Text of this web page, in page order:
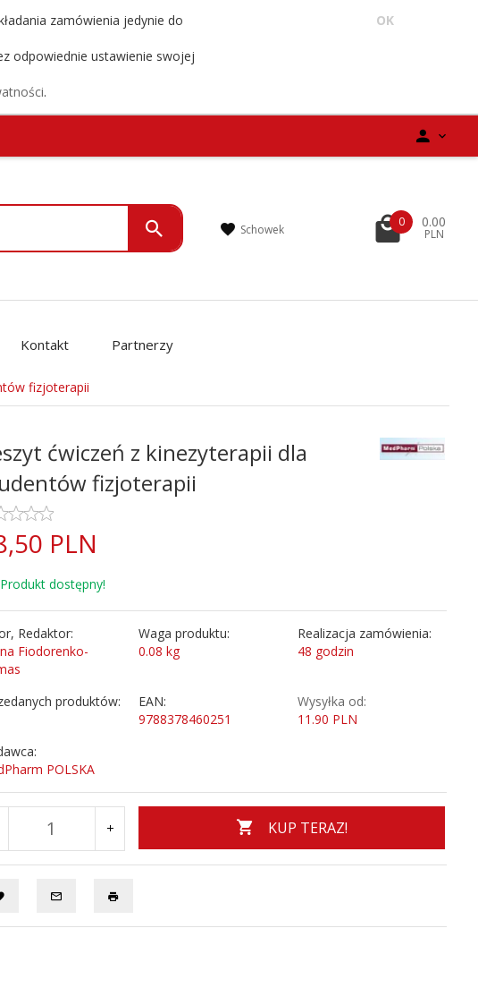
zamówienia jedynie do
odpowiednie ustawienie swojej
.
OK
Schowek
0 0.00
PLN
Kontakt Partnerzy
fizjoterapii
ćwiczeń z kinezyterapii dla
fizjoterapii
50 PLN
Produkt dostępny!
Redaktor:
Fiodorenko-
Waga produktu:
0.08 kg
Realizacja zamówienia:
48 godzin
produktów:
EAN:
9788378460251
Wysyłka od:
11.90 PLN
POLSKA
KUP TERAZ!